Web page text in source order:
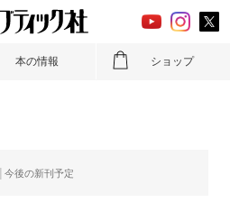
本の情報 ショップ
今後の新刊予定